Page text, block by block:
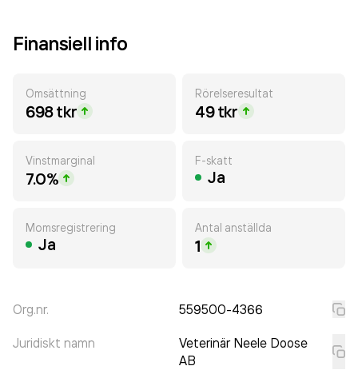
Finansiell info
Omsättning
698 tkr
Rörelseresultat
49 tkr
Vinstmarginal
7.0%
F-skatt
Ja
Momsregistrering
Ja
Antal anställda
1
Org.nr. 559500-4366
Juridiskt namn
Veterinär Neele Doose
AB